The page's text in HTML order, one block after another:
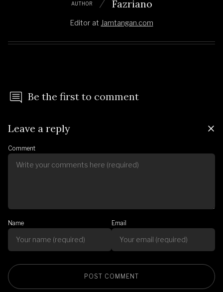
AUTHOR Fazriano
Editor at Jamtangan.com
Be the first to comment
Leave a reply
Comment
Name Email